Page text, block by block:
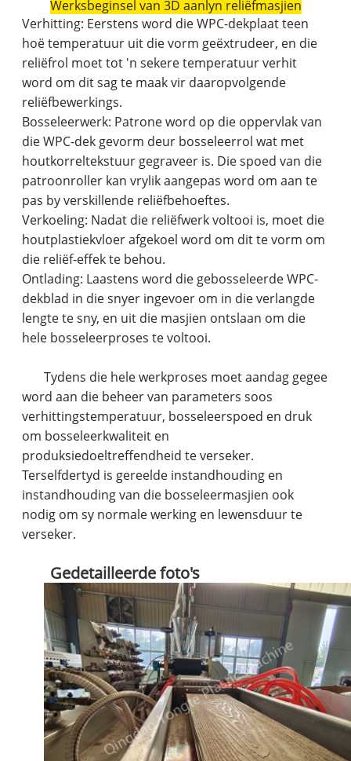
Werksbeginsel van 3D aanlyn reliëfmasjien
Verhitting: Eerstens word die WPC-dekplaat teen
hoë temperatuur uit die vorm geëxtrudeer, en die
reliëfrol moet tot 'n sekere temperatuur verhit
word om dit sag te maak vir daaropvolgende
reliëfbewerkings.
Bosseleerwerk: Patrone word op die oppervlak van
die WPC-dek gevorm deur bosseleerrol wat met
houtkorreltekstuur gegraveer is. Die spoed van die
patroonroller kan vrylik aangepas word om aan te
pas by verskillende reliëfbehoeftes.
Verkoeling: Nadat die reliëfwerk voltooi is, moet die
houtplastiekvloer afgekoel word om dit te vorm om
die reliëf-effek te behou.
Ontlading: Laastens word die gebosseleerde WPC-
dekblad in die snyer ingevoer om in die verlangde
lengte te sny, en uit die masjien ontslaan om die
hele bosseleerproses te voltooi.
Tydens die hele werkproses moet aandag gegee
word aan die beheer van parameters soos
verhittingstemperatuur, bosseleerspoed en druk
om bosseleerkwaliteit en
produksiedoeltreffendheid te verseker.
Terselfdertyd is gereelde instandhouding en
instandhouding van die bosseleermasjien ook
nodig om sy normale werking en lewensduur te
verseker.
Gedetailleerde foto's